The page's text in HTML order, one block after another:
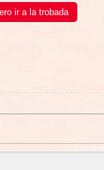
ir a la trobada